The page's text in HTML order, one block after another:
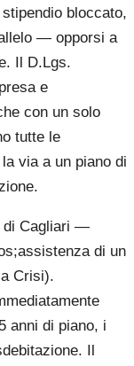
bloccato,
— opporsi a
Il D.Lgs.
e
con un solo
tutte le
via a un piano di
di Cagliari —
di un
Crisi).
anni di piano, i
Il